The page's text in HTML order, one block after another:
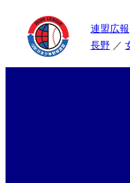
連盟広報
長野